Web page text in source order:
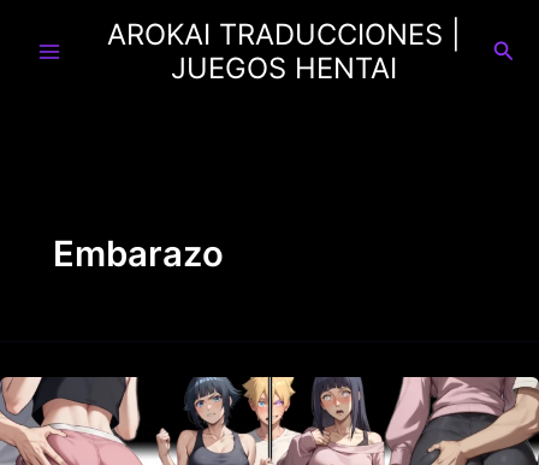
AROKAI TRADUCCIONES |
JUEGOS HENTAI
Embarazo